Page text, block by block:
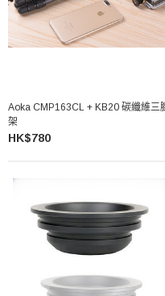
Aoka CMP163CL + KB20 碳纖維三
架
HK$780